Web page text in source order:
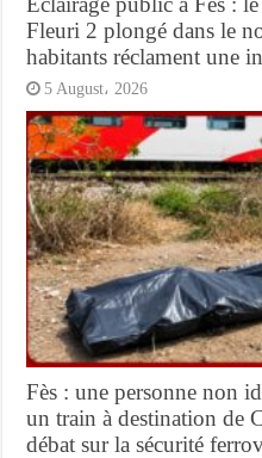
Fleuri 2 plongé dans le
habitants réclament une
5 August، 2026
Fès : une personne non
un train à destination de
débat sur la sécurité